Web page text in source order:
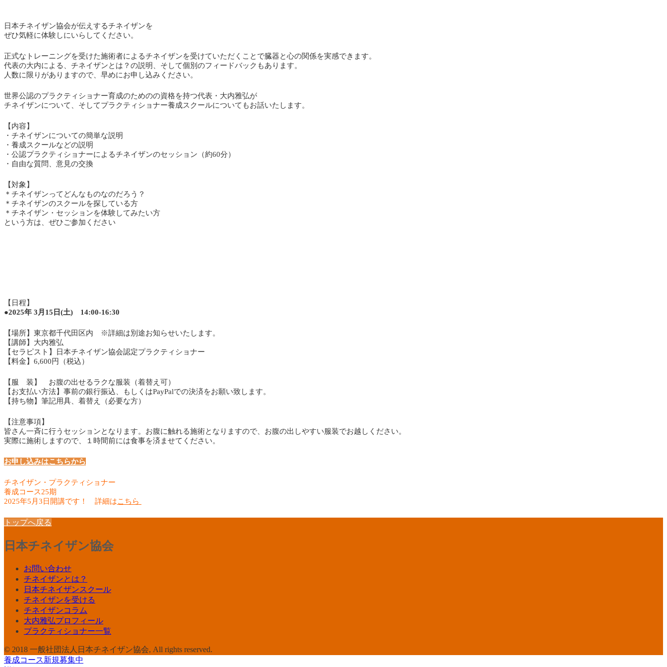
日本チネイザン協会が伝えするチネイザンを
ぜひ気軽に体験しにいらしてください。
正式なトレーニングを受けた施術者によるチネイザンを受けていただくことで臓器と心の関係を実感できます。
代表の大内による、チネイザンとは？の説明、そして個別のフィードバックもあります。
人数に限りがありますので、早めにお申し込みください。
世界公認のプラクティショナー育成のためのの資格を持つ代表・大内雅弘が
チネイザンについて、そしてプラクティショナー養成スクールについてもお話いたします。
【内容】
・チネイザンについての簡単な説明
・養成スクールなどの説明
・公認プラクティショナーによるチネイザンのセッション（約60分）
・自由な質問、意見の交換
【対象】
＊チネイザンってどんなものなのだろう？
＊チネイザンのスクールを探している方
＊チネイザン・セッションを体験してみたい方
という方は、ぜひご参加ください
【日程】
●2025年 3月15日(土) 14:00-16:30
【場所】東京都千代田区内 ※詳細は別途お知らせいたします。
【講師】大内雅弘
【セラピスト】日本チネイザン協会認定プラクティショナー
【料金】6,600円（税込）
【服 装】 お腹の出せるラクな服装（着替え可）
【お支払い方法】事前の銀行振込、もしくはPayPalでの決済をお願い致します。
【持ち物】筆記用具、着替え（必要な方）
【注意事項】
皆さん一斉に行うセッションとなります。お腹に触れる施術となりますので、お腹の出しやすい服装でお越しください。
実際に施術しますので、１時間前には食事を済ませてください。
お申し込みはこちらから
チネイザン・プラクティショナー
養成コース25期
2025年5月3日開講です！ 詳細はこちら
トップへ戻る
日本チネイザン協会
お問い合わせ
チネイザンとは？
日本チネイザンスクール
チネイザンを受ける
チネイザンコラム
大内雅弘プロフィール
プラクティショナー一覧
© 2018 一般社団法人日本チネイザン協会, All rights reserved.
養成コース新規募集中